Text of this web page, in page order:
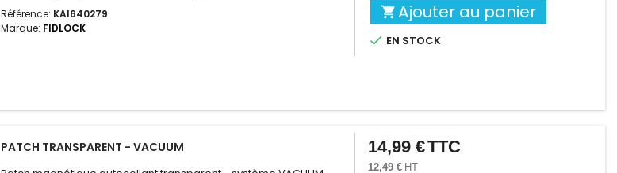
Référence: KAI640279
Marque: FIDLOCK
 Ajouter au panier
 EN STOCK
PATCH TRANSPARENT - VACUUM Prix
14,99 €TTC
12,49 € HT